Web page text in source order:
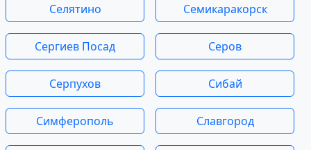
Селятино Семикаракорск
Сергиев Посад Серов
Серпухов Сибай
Симферополь Славгород